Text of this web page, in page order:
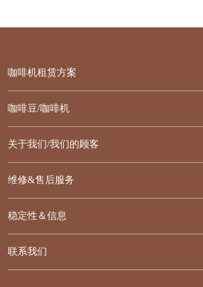
咖啡机租赁方案
咖啡豆/咖啡机
关于我们/我们的顾客
维修&售后服务
稳定性＆信息
联系我们